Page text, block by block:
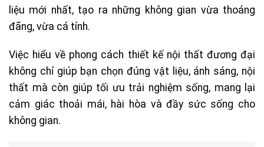
liệu mới nhất, tạo ra những không gian vừa thoáng
đãng, vừa cá tính.
Việc hiểu về phong cách thiết kế nội thất đương đại
không chỉ giúp bạn chọn đúng vật liệu, ánh sáng, nội
thất mà còn giúp tối ưu trải nghiệm sống, mang lại
cảm giác thoải mái, hài hòa và đầy sức sống cho
không gian.